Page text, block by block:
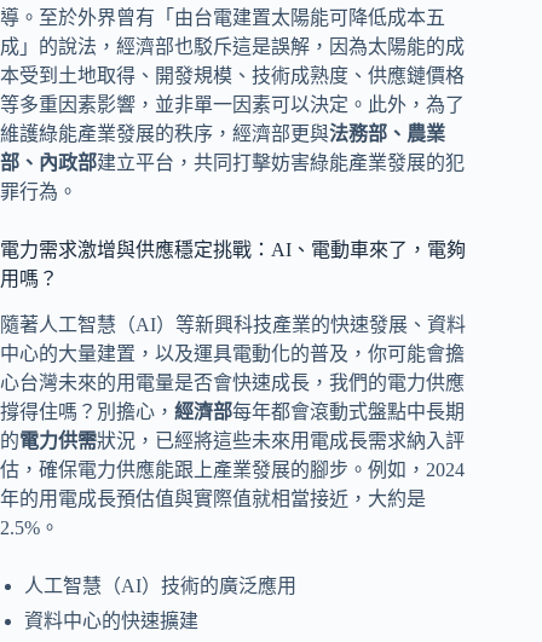
導。至於外界曾有「由台電建置太陽能可降低成本五
成」的說法，經濟部也駁斥這是誤解，因為太陽能的成
本受到土地取得、開發規模、技術成熟度、供應鏈價格
等多重因素影響，並非單一因素可以決定。此外，為了
維護綠能產業發展的秩序，經濟部更與法務部、農業
部、內政部建立平台，共同打擊妨害綠能產業發展的犯
罪行為。
電力需求激增與供應穩定挑戰：AI、電動車來了，電夠
用嗎？
隨著人工智慧（AI）等新興科技產業的快速發展、資料
中心的大量建置，以及運具電動化的普及，你可能會擔
心台灣未來的用電量是否會快速成長，我們的電力供應
撐得住嗎？別擔心， 經濟部每年都會滾動式盤點中長期
的電力供需狀況，已經將這些未來用電成長需求納入評
估，確保電力供應能跟上產業發展的腳步。例如，2024
年的用電成長預估值與實際值就相當接近，大約是
2.5%。
人工智慧（AI）技術的廣泛應用
資料中心的快速擴建